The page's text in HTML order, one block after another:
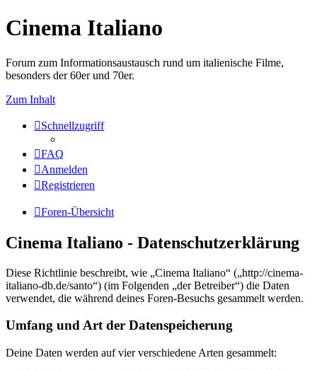
Cinema Italiano
Forum zum Informationsaustausch rund um italienische Filme,
besonders der 60er und 70er.
Zum Inhalt
Schnellzugriff
FAQ
Anmelden
Registrieren
Foren-Übersicht
Cinema Italiano - Datenschutzerklärung
Diese Richtlinie beschreibt, wie „Cinema Italiano“ („http://cinema-
italiano-db.de/santo“) (im Folgenden „der Betreiber“) die Daten
verwendet, die während deines Foren-Besuchs gesammelt werden.
Umfang und Art der Datenspeicherung
Deine Daten werden auf vier verschiedene Arten gesammelt: